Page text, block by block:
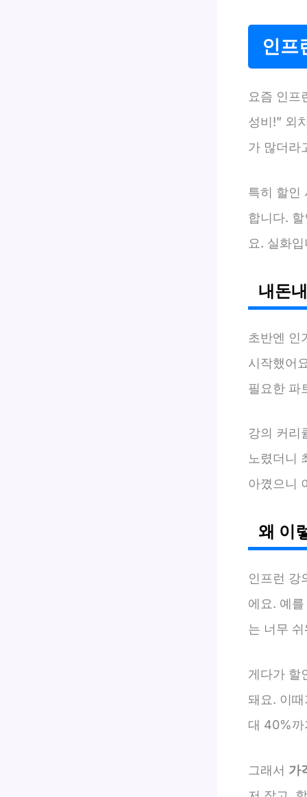
인프
요즘 인프
성비!” 외
가 많더라
특히 할인
합니다.
요. 실화
내돈
초반엔 인
시작했어
필요한 파
강의 커리
노렸더니
아꼈으니
왜 이
인프런 강
에요. 예
는 너무
게다가 할
돼요. 이
대 40%까
그래서 가